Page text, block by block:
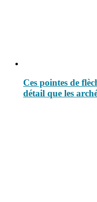
Ces pointes de
détail que les